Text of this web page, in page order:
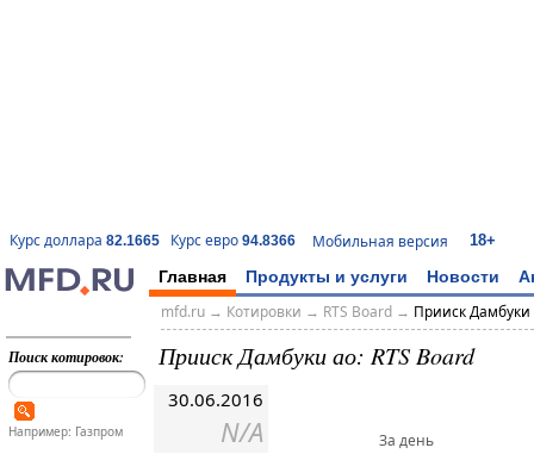
Курс доллара 82.1665 Курс евро 94.8366 Мобильная версия 18+
Главная Продукты и услуги Новости
Поиск котировок:
Например: Газпром
mfd.ru→ Котировки → RTS Board→ Прииск Дамбуки
Прииск Дамбуки ао: RTS Board
30.06.2016
N/A
За день